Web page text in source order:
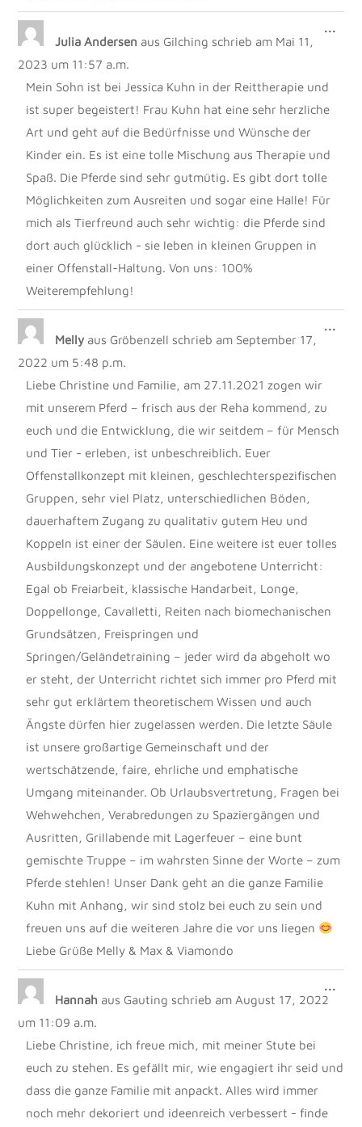
Julia Andersen aus Gilching schrieb am Mai 11,
2023 um 11:57 a.m.
Mein Sohn ist bei Jessica Kuhn in der Reittherapie und
ist super begeistert! Frau Kuhn hat eine sehr herzliche
Art und geht auf die Bedürfnisse und Wünsche der
Kinder ein. Es ist eine tolle Mischung aus Therapie und
Spaß. Die Pferde sind sehr gutmütig. Es gibt dort tolle
Möglichkeiten zum Ausreiten und sogar eine Halle! Für
mich als Tierfreund auch sehr wichtig: die Pferde sind
dort auch glücklich - sie leben in kleinen Gruppen in
einer Offenstall-Haltung. Von uns: 100%
Weiterempfehlung!
...
Melly aus Gröbenzell schrieb am September 17,
2022 um 5:48 p.m.
Liebe Christine und Familie, am 27.11.2021 zogen wir
mit unserem Pferd – frisch aus der Reha kommend, zu
euch und die Entwicklung, die wir seitdem – für Mensch
und Tier - erleben, ist unbeschreiblich. Euer
Offenstallkonzept mit kleinen, geschlechterspezifischen
Gruppen, sehr viel Platz, unterschiedlichen Böden,
dauerhaftem Zugang zu qualitativ gutem Heu und
Koppeln ist einer der Säulen. Eine weitere ist euer tolles
Ausbildungskonzept und der angebotene Unterricht:
Egal ob Freiarbeit, klassische Handarbeit, Longe,
Doppellonge, Cavalletti, Reiten nach biomechanischen
Grundsätzen, Freispringen und
Springen/Geländetraining – jeder wird da abgeholt wo
er steht, der Unterricht richtet sich immer pro Pferd mit
sehr gut erklärtem theoretischem Wissen und auch
Ängste dürfen hier zugelassen werden. Die letzte Säule
ist unsere großartige Gemeinschaft und der
wertschätzende, faire, ehrliche und emphatische
Umgang miteinander. Ob Urlaubsvertretung, Fragen bei
Wehwehchen, Verabredungen zu Spaziergängen und
Ausritten, Grillabende mit Lagerfeuer – eine bunt
gemischte Truppe – im wahrsten Sinne der Worte – zum
Pferde stehlen! Unser Dank geht an die ganze Familie
Kuhn mit Anhang, wir sind stolz bei euch zu sein und
freuen uns auf die weiteren Jahre die vor uns liegen
Liebe Grüße Melly & Max & Viamondo
...
Hannah aus Gauting schrieb am August 17, 2022
um 11:09 a.m.
Liebe Christine, ich freue mich, mit meiner Stute bei
euch zu stehen. Es gefällt mir, wie engagiert ihr seid und
dass die ganze Familie mit anpackt. Alles wird immer
noch mehr dekoriert und ideenreich verbessert - finde
...